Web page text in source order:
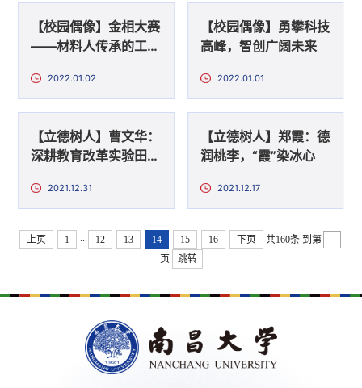
【校园偶像】金相大赛
——材料人传承的工匠
2022.01.02
【校园偶像】勇攀科技
高峰，智创广阔未来
2022.01.01
【立德树人】曹文华：
深耕教育改革实验田的
2021.12.31
【立德树人】郑霞：德
润桃李，“霞”染冰心
2021.12.17
上页 1 ... 12 13 14 15 16 下页 共160条 到第
页
跳转